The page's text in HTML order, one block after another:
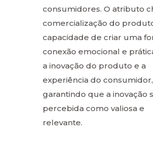
consumidores. O atributo
comercialização do
capacidade de criar uma
conexão emocional e
a inovação do produto e a
experiência do consumidor,
garantindo que a inovação
percebida como valiosa e
relevante.